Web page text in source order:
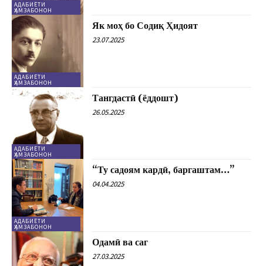
АДАБИЁТИ
ҲАМЗАБОНОН
АДАБИЁТИ
ҲАМЗАБОНОН
Як моҳ бо Содиқ Ҳидоят
23.07.2025
АДАБИЁТИ
ҲАМЗАБОНОН
Тангдастӣ (ёддошт)
26.05.2025
АДАБИЁТИ
ҲАМЗАБОНОН
“Ту садоям кардӣ, баргаштам…”
04.04.2025
Одамӣ ва саг
27.03.2025